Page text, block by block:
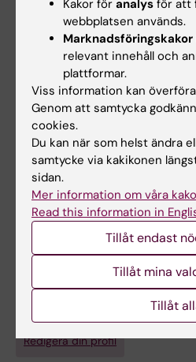
Urinary biomarker levels
health risks
Sulc L; Janos T;
Senk P; Mikes O; Huss A;
JOURNAL ARTICLE:
INTERNATIONAL.
A large scale multi-
screening of pesticide
biomonitoring: From
verified occurrences
Huber C; Nijssen R; Mol
M; Brack W; Wagner K;
Price EJ; Klanova J;
O; Fernandez SF; Szigeti
Cupr P; Martinsone I;
Vermeulen R; Vlaanderen
Är du Libor Sulc?
Redigera din profil
Kakor för analys för att
webbplatsen används.
Marknadsföringskakor
relevant innehåll och
plattformar.
Viss information kan
Genom att samtycka
cookies.
Du kan när som helst ändra
samtycke via kakikonen
sidan.
Mer information om våra
Read this information in
Tillåt endast
Tillåt mina
Tillåt